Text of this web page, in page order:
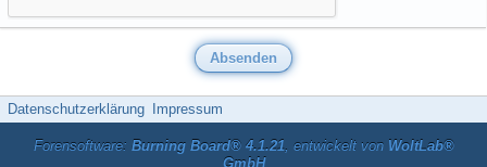
Datenschutzerklärung Impressum
Forensoftware: Burning Board® 4.1.21, entwickelt von WoltLab®
GmbH